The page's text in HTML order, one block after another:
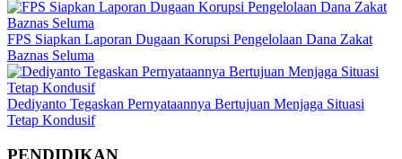
FPS Siapkan Laporan Dugaan Korupsi Pengelolaan Dana Zakat
Baznas Seluma
Dediyanto Tegaskan Pernyataannya Bertujuan Menjaga Situasi
Tetap Kondusif
PENDIDIKAN